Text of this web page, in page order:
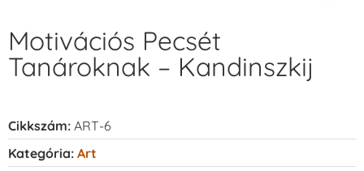
Motivációs Pecsét
Tanároknak – Kandinszkij
Cikkszám: ART-6
Kategória: Art